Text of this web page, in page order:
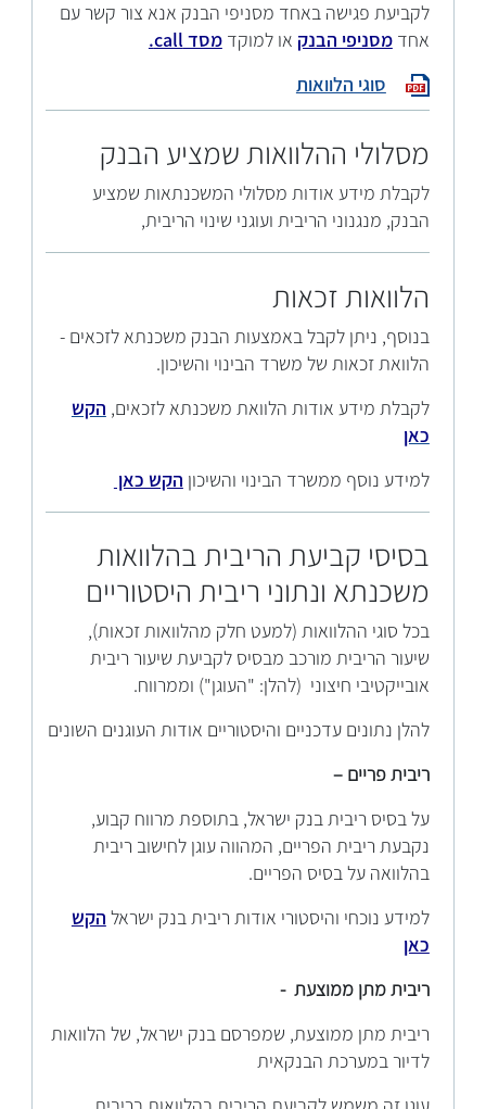
לקביעת פגישה באחד מסניפי הבנק אנא צור קשר עם
אחדמסניפי הבנק או למוקדמסד call.
סוגי הלוואות
מסלולי ההלוואות שמציע הבנק
לקבלת מידע אודות מסלולי המשכנתאות שמציע
הבנק, מנגנוני הריבית ועוגני שינוי הריבית,
הלוואות זכאות
בנוסף, ניתן לקבל באמצעות הבנק משכנתא לזכאים -
הלוואת זכאות של משרד הבינוי והשיכון.
לקבלת מידע אודות הלוואת משכנתא לזכאים, הקש
כאן
למידע נוסף ממשרד הבינוי והשיכון הקש כאן
בסיסי קביעת הריבית בהלוואות
משכנתא ונתוני ריבית היסטוריים
בכל סוגי ההלוואות (למעט חלק מהלוואות זכאות),
שיעור הריבית מורכב מבסיס לקביעת שיעור ריבית
אובייקטיבי חיצוני (להלן: "העוגן") וממרווח.
להלן נתונים עדכניים והיסטוריים אודות העוגנים השונים
ריבית פריים –
על בסיס ריבית בנק ישראל, בתוספת מרווח קבוע,
נקבעת ריבית הפריים, המהווה עוגן לחישוב ריבית
בהלוואה על בסיס הפריים.
למידע נוכחי והיסטורי אודות ריבית בנק ישראל הקש
כאן
ריבית מתן ממוצעת -
ריבית מתן ממוצעת, שמפרסם בנק ישראל, של הלוואות
לדיור במערכת הבנקאית